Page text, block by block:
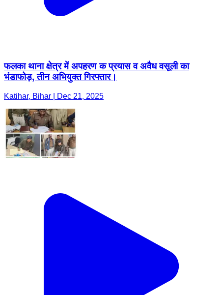
फलका थाना क्षेत्र में अपहरण क प्रयास व अवैध वसूली का
भंडाफोड़, तीन अभियुक्त गिरफ्तार।
Katihar, Bihar | Dec 21, 2025